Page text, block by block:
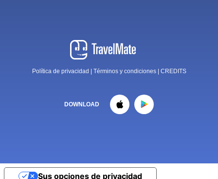
Política de privacidad Términos y condiciones CREDITS
DOWNLOAD
Sus opciones de privacidad